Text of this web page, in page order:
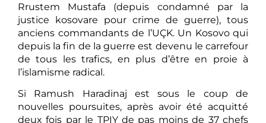
Rrustem Mustafa (depuis condamné par la
justice kosovare pour crime de guerre), tous
anciens commandants de l’UÇK. Un Kosovo qui
depuis la fin de la guerre est devenu le carrefour
de tous les trafics, en plus d’être en proie à
l’islamisme radical.
Si Ramush Haradinaj est sous le coup de
nouvelles poursuites, après avoir été acquitté
deux fois par le TPIY de pas moins de 37 chefs